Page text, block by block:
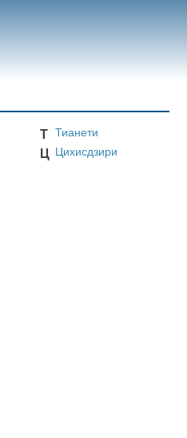
Т Тианети
Ц Цихисдзири